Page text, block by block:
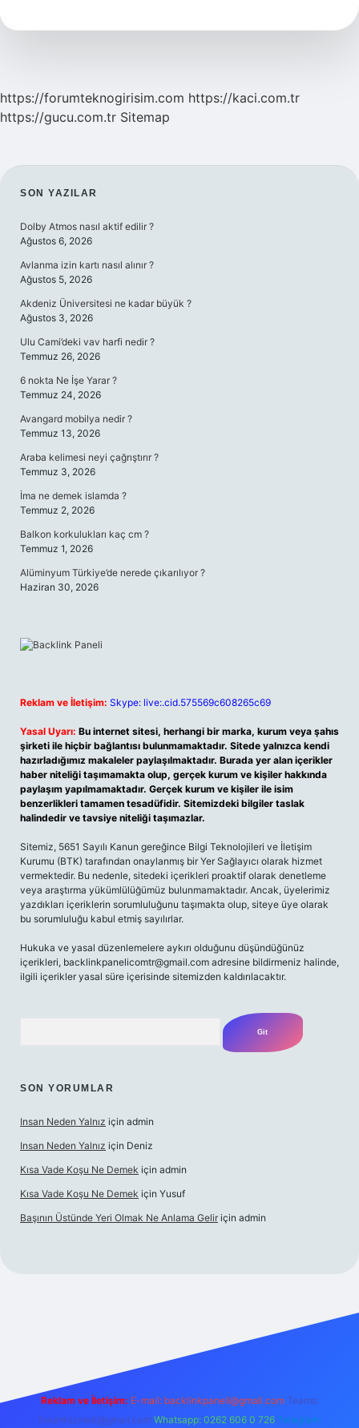
https://forumteknogirisim.com https://kaci.com.tr
https://gucu.com.tr Sitemap
SIDEBAR
SON YAZILAR
Dolby Atmos nasıl aktif edilir ?
Ağustos 6, 2026
Avlanma izin kartı nasıl alınır ?
Ağustos 5, 2026
Akdeniz Üniversitesi ne kadar büyük ?
Ağustos 3, 2026
Ulu Cami’deki vav harfi nedir ?
Temmuz 26, 2026
6 nokta Ne İşe Yarar ?
Temmuz 24, 2026
Avangard mobilya nedir ?
Temmuz 13, 2026
Araba kelimesi neyi çağrıştırır ?
Temmuz 3, 2026
İma ne demek islamda ?
Temmuz 2, 2026
Balkon korkulukları kaç cm ?
Temmuz 1, 2026
Alüminyum Türkiye’de nerede çıkarılıyor ?
Haziran 30, 2026
Reklam ve İletişim: Skype: live:.cid.575569c608265c69
Yasal Uyarı: Bu internet sitesi, herhangi bir marka, kurum veya şahıs
şirketi ile hiçbir bağlantısı bulunmamaktadır. Sitede yalnızca kendi
hazırladığımız makaleler paylaşılmaktadır. Burada yer alan içerikler
haber niteliği taşımamakta olup, gerçek kurum ve kişiler hakkında
paylaşım yapılmamaktadır. Gerçek kurum ve kişiler ile isim
benzerlikleri tamamen tesadüfidir. Sitemizdeki bilgiler taslak
halindedir ve tavsiye niteliği taşımazlar.
Sitemiz, 5651 Sayılı Kanun gereğince Bilgi Teknolojileri ve İletişim
Kurumu (BTK) tarafından onaylanmış bir Yer Sağlayıcı olarak hizmet
vermektedir. Bu nedenle, sitedeki içerikleri proaktif olarak denetleme
veya araştırma yükümlülüğümüz bulunmamaktadır. Ancak, üyelerimiz
yazdıkları içeriklerin sorumluluğunu taşımakta olup, siteye üye olarak
bu sorumluluğu kabul etmiş sayılırlar.
Hukuka ve yasal düzenlemelere aykırı olduğunu düşündüğünüz
içerikleri, backlinkpanelicomtr@gmail.com adresine bildirmeniz halinde,
ilgili içerikler yasal süre içerisinde sitemizden kaldırılacaktır.
SON YORUMLAR
Insan Neden Yalnız için admin
Insan Neden Yalnız için Deniz
Kısa Vade Koşu Ne Demek için admin
Kısa Vade Koşu Ne Demek için Yusuf
Başının Üstünde Yeri Olmak Ne Anlama Gelir için admin
Reklam ve İletişim: E-mail: backlinkpaneli@gmail.com Teams:
forumhizmeti@gmail.com Whatsapp: 0262 606 0 726 Telegram: